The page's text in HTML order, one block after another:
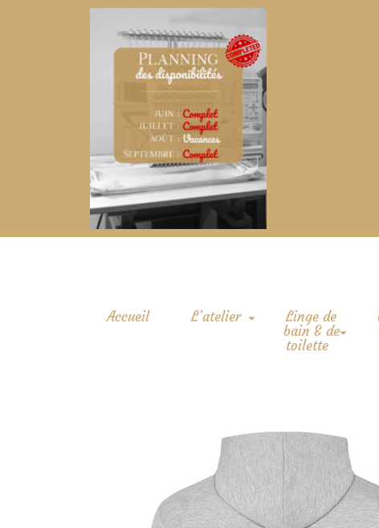
Accueil L’atelier
Linge de
bain & de
toilette